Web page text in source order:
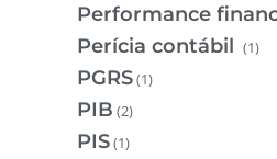
Performance
Perícia contábil (1)
PGRS(1)
PIB (2)
PIS(1)